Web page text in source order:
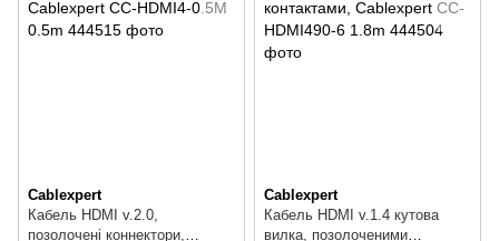
Cablexpert
Кабель HDMI v.2.0,
позолочені коннектори,
Cablexpert
Кабель HDMI v.1.4 кутова
вилка, позолоченими